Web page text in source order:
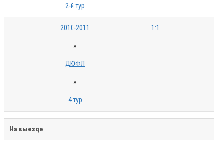
2-й тур
2010-2011
»
ДЮФЛ
»
4 тур
1:1
На выезде